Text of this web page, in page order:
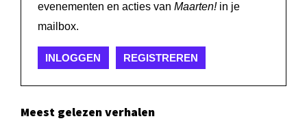
evenementen en acties van Maarten!in je
mailbox.
INLOGGEN REGISTREREN
Meest gelezen verhalen